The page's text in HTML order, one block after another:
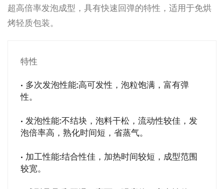
超高倍率发泡成型，具有快速回弹的特性，适用于免烘
烤轻质包装。
特性
• 多次发泡性能:高可发性，泡粒饱满，富有弹
性。
• 发泡性能:不结块，泡料干松，流动性较佳，发
泡倍率高，熟化时间短，省蒸气。
• 加工性能:结合性佳，加热时间较短，成型范围
较宽。